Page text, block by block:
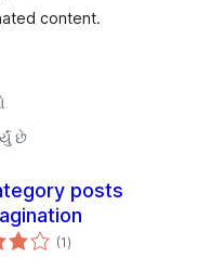
content.
છે
posts
(1કુલ
રેટિંગ્સ
)